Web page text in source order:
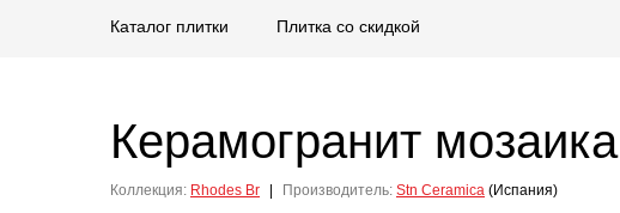
Каталог плитки Плитка со скидкой
Керамогранит мозаика
Коллекция: Rhodes Br Производитель: Stn Ceramica (Испания)